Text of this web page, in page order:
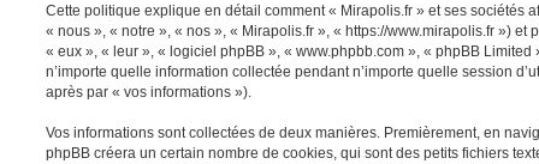
Cette politique explique en détail comment « Mirapolis.fr » et ses sociétés
« nous », « notre », « nos », « Mirapolis.fr », « https://www.mirapolis.fr ») et
« eux », « leur », « logiciel phpBB », « www.phpbb.com », « phpBB
n’importe quelle information collectée pendant n’importe quelle session
après par « vos informations »).
Vos informations sont collectées de deux manières. Premièrement, en
phpBB créera un certain nombre de cookies, qui sont des petits fichiers